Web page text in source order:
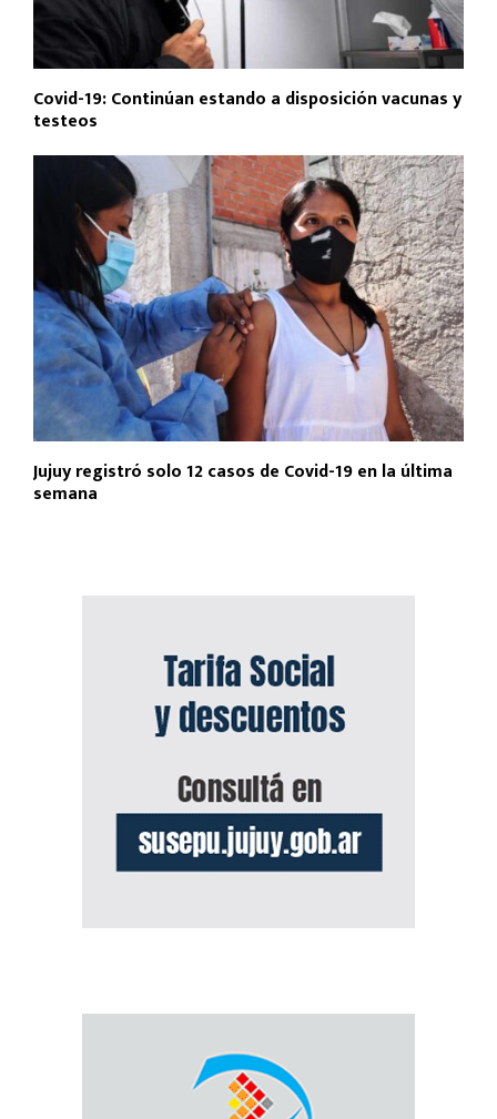
Covid-19: Continúan estando a disposición vacunas y
testeos
Jujuy registró solo 12 casos de Covid-19 en la última
semana